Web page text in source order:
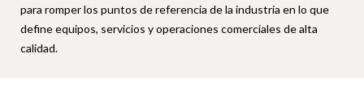
para romper los puntos de referencia de la industria en lo que
define equipos, servicios y operaciones comerciales de alta
calidad.